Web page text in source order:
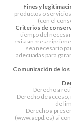
Fines y
productos o
(con el
Criterios de
tiempo del
existan
sea necesario
adecuadas para
Comunicación de
- Derecho a
- Derecho de
de
- Derecho a
(www.aepd.es) si